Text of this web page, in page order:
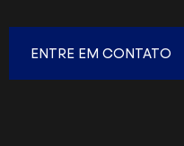
ENTRE EM CONTATO